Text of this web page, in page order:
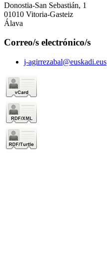
Donostia-San Sebastián, 1
01010 Vitoria-Gasteiz
Álava
Correo/s electrónico/s
j-agirrezabal@euskadi.eus